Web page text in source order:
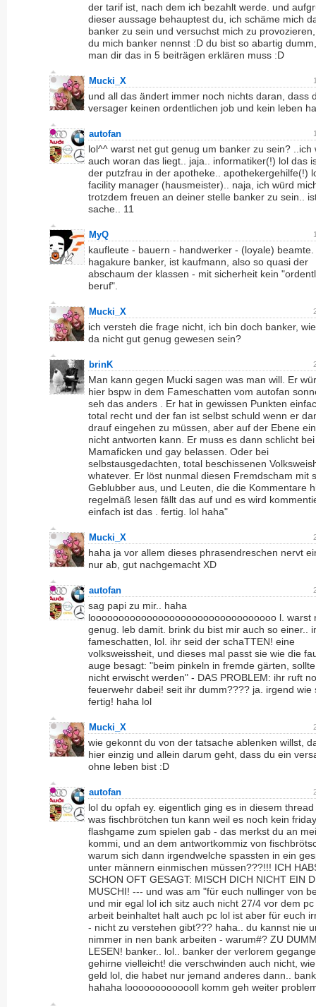
der tarif ist, nach dem ich bezahlt werde. und
dieser aussage behauptest du, ich schäme mich
banker zu sein und versuchst mich zu
du mich banker nennst :D du bist so abartig
man dir das in 5 beiträgen erklären muss :D
Mucki_X
und all das ändert immer noch nichts daran, dass
versager keinen ordentlichen job und kein leben
autofan
lol^^ warst net gut genug um banker zu sein? ..ich
auch woran das liegt.. jaja.. informatiker(!) lol das
der putzfrau in der apotheke.. apothekergehilfe(!)
facility manager (hausmeister).. naja, ich würd
trotzdem freuen an deiner stelle banker zu sein..
sache.. 11
MyQ
kaufleute - bauern - handwerker - (loyale) beamte.
hagakure banker, ist kaufmann, also so quasi der
abschaum der klassen - mit sicherheit kein
beruf".
Mucki_X
ich versteh die frage nicht, ich bin doch banker,
da nicht gut genug gewesen sein?
brinK
Man kann gegen Mucki sagen was man will. Er
hier bspw in dem Fameschatten vom autofan
seh das anders . Er hat in gewissen Punkten
total recht und der fan ist selbst schuld wenn er
drauf eingehen zu müssen, aber auf der Ebene
nicht antworten kann. Er muss es dann schlicht bei
Mamaficken und gay belassen. Oder bei
selbstausgedachten, total beschissenen
whatever. Er löst nunmal diesen Fremdscham mit
Geblubber aus, und Leuten, die die Kommentare
regelmäß lesen fällt das auf und es wird
einfach ist das . fertig. lol haha"
Mucki_X
haha ja vor allem dieses phrasendreschen nervt
nur ab, gut nachgemacht XD
autofan
sag papi zu mir.. haha
looooooooooooooooooooooooooooooooo l. warst
genug. leb damit. brink du bist mir auch so einer..
fameschatten, lol. ihr seid der schaTTEN! eine
volksweissheit, und dieses mal passt sie wie die
auge besagt: "beim pinkeln in fremde gärten,
nicht erwischt werden" - DAS PROBLEM: ihr ruft
feuerwehr dabei! seit ihr dumm???? ja. irgend wie
fertig! haha lol
Mucki_X
wie gekonnt du von der tatsache ablenken willst,
hier einzig und allein darum geht, dass du ein
ohne leben bist :D
autofan
lol du opfah ey. eigentlich ging es in diesem
was fischbrötchen tun kann weil es noch kein friday
flashgame zum spielen gab - das merkst du an
kommi, und an dem antwortkommiz von
warum sich dann irgendwelche spassten in ein
unter männern einmischen müssen???!!! ICH
SCHON OFT GESAGT: MISCH DICH NICHT EIN
MUSCHI! --- und was am "für euch nullinger von
und mir egal lol ich sitz auch nicht 27/4 vor dem
arbeit beinhaltet halt auch pc lol ist aber für euch
- nicht zu verstehen gibt??? haha.. du kannst nie
nimmer in nen bank arbeiten - warum#? ZU
LESEN! banker.. lol.. banker der verlorem
gehirne vielleicht! die verschwinden auch nicht,
geld lol, die habet nur jemand anderes dann..
hahaha looooooooooooll komm geh weiter